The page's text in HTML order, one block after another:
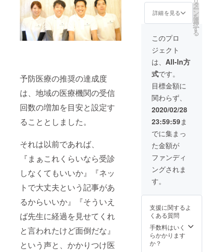
予防医療の推奨の達成度
は、地域の医療機関の受信
回数の増加を目安と設定す
ることとしました。
それは以前であれば、
『まぁこれくらいなら受診
しなくてもいいか』『ネッ
トで大丈夫という記事があ
るからいいか』『そういえ
ば先生に経過を見せてくれ
と言われたけど面倒だな』
という声と、かかりつけ医
は、サ
イトが
無償で
も修正
させて
いただ
きます
のでご
安心下
さい。
また、
に許可
を得て
からの
公開と
致しま
すの
で、こ
下さ
い。
に希望
される
けてほ
しい箇
所のご
希望も
ご遠慮
無くお
伝え下
さい。
読者の
関心が
高い撮
影箇所
をお伝
えいた
しま
す。 作
成した
記事に
は、サ
イトが
存続す
る限り
無償で
いつで
osaka-
kenko.n
et/clinic
/clinic0
04151/
施設
紹介記
事
https://
osaka-
kenko.n
et/deca
yed-
tooth01
/ 専門
分野の
紹介記
事 こち
らから
必要情
報を事
前にお
ちらの
沿って
訪問で
お話を
お伺い
致しま
での取
材で支
援者様
の施設
と先生
のご紹
介に加
えて、
Web
ページ
のトッ
プにて
バナー
を掲載
をさせ
ていた
だきま
す。 バ
ナーは
お打ち
合わせ
の上、
致しま
スペク
ト比3:2
程度の
バナー
を企画
詳細を見る
タ
ー
ン
を
選
択
す
る
このプロ
ジェクト
は、 All-In方
式です。
目標金額に
関わらず、
2020/02/28
23:59:59ま
でに集まっ
た金額が
ファンディ
ングされま
す。
支援に関するよ
くある質問
手数料はいく
らかかります
か？